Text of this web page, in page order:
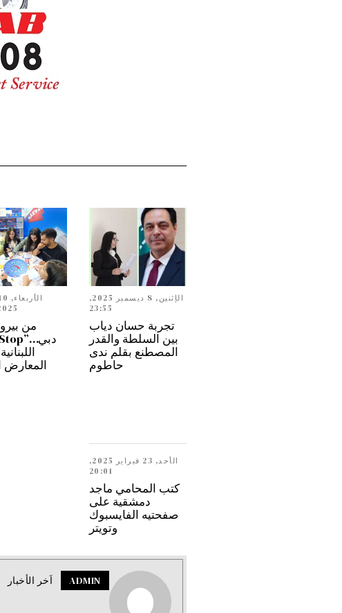
الإثنين, 8 ديسمبر 2025,
23:55
تجربة حسان دياب
بين السلطة والقدر
المصطنع بقلم ندى
حاطوم
10:21
من
المعارض
الأحد, 23 فبراير 2025,
20:01
كتب المحامي ماجد
دمشقية على
صفحتيه الفايسبوك
وتويتر
ADMIN اَخر الأخبار